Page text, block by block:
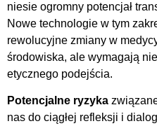
niesie ogromny potencjał
Nowe technologie w tym
rewolucyjne zmiany w
środowiska, ale wymagają
etycznego podejścia.
Potencjalne ryzyka
nas do ciągłej refleksji i